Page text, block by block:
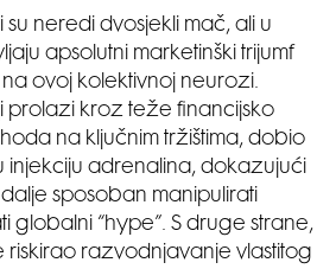
neredi dvosjekli mač, ali u
apsolutni marketinški trijumf
ovoj kolektivnoj neurozi.
prolazi kroz teže financijsko
na ključnim tržištima, dobio
injekciju adrenalina, dokazujući
sposoban manipulirati
globalni “hype”. S druge strane,
riskirao razvodnjavanje vlastitog